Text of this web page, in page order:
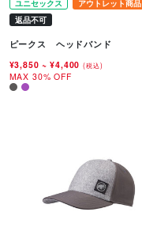
ユニセックス
アウトレット商品
返品不可
ピークス ヘッドバンド
¥3,850~ ¥4,400(税込)
MAX 30% OFF